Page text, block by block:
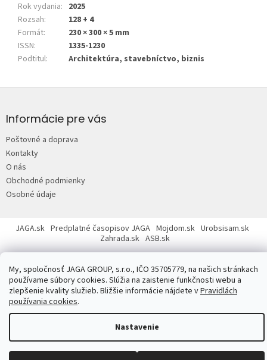
My, spoločnosť JAGA GROUP, s.r.o., IČO 35705779, na našich stránkach
používame súbory cookies. Slúžia na zaistenie funkčnosti webu a
zlepšenie kvality služieb. Bližšie informácie nájdete vPravidlách
používania cookies.
Nastavenie
Rok vydania: 2025
Rozsah:
128 + 4
Formát:
230 × 300 × 5 mm
ISSN:
1335-1230
Podtitul: Architektúra, stavebníctvo, biznis
p
e
Informácie pre vás
Poštovné a doprava
Kontakty
O nás
Obchodné podmienky
Osobné údaje
JAGA.sk Predplatné časopisov JAGA Mojdom.sk Urobsisam.sk
Zahrada.sk ASB.sk
Copyright 2026JAGASTORE.sk